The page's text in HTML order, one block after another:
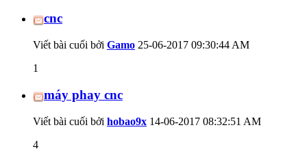
cnc
Viết bài cuối bởi Gamo 25-06-2017 09:30:44 AM
1
máy phay cnc
Viết bài cuối bởi hobao9x 14-06-2017 08:32:51 AM
4